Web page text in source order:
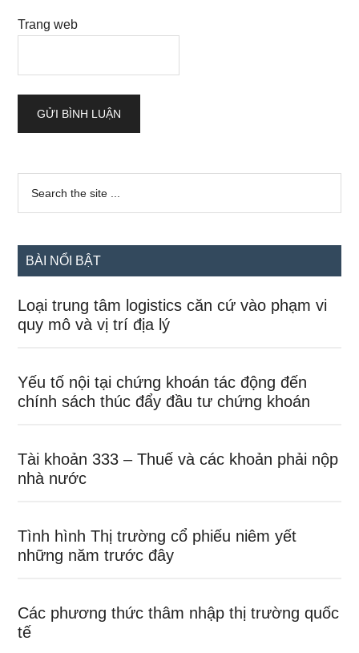
Trang web
Sidebar
chính
...
BÀI NỔI BẬT
Loại trung tâm logistics căn cứ vào phạm vi
quy mô và vị trí địa lý
Yếu tố nội tại chứng khoán tác động đến
chính sách thúc đẩy đầu tư chứng khoán
Tài khoản 333 – Thuế và các khoản phải nộp
nhà nước
Tình hình Thị trường cổ phiếu niêm yết
những năm trước đây
Các phương thức thâm nhập thị trường quốc
tế